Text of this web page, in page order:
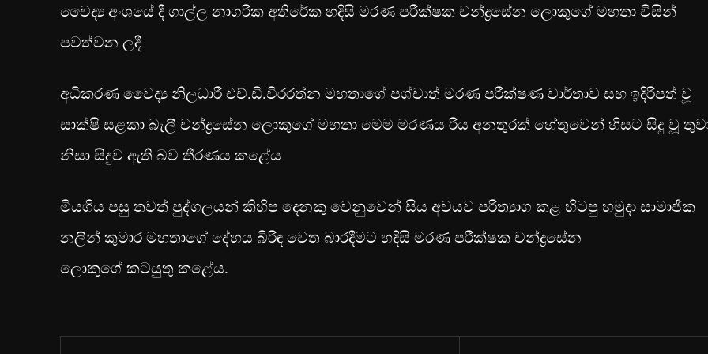
වෛද්‍ය අංශයේ දී ගාල්ල නාගරික අතිරේක හදිසි මරණ පරීක්ෂක චන්ද්‍රසේන ලොකුගේ මහතා විසින්
පවත්වන ලදී
අධිකරණ වෛද්‍ය නිලධාරී එච්.ඩී.වීරරත්න මහතාගේ පශ්චාත් මරණ පරීක්ෂණ වාර්තාව සහ ඉදිරිපත් වූ
සාක්ෂි සළකා බැලී චන්ද්‍රසේන ලොකුගේ මහතා මෙම මරණය රිය අනතුරක් හේතුවෙන් හිසට සිදු වූ
නිසා සිදුව ඇති බව තීරණය කළේය
මියගිය පසු තවත් පුද්ගලයන් කිහිප දෙනකු වෙනුවෙන් සිය අවයව පරිත්‍යාග කළ හිටපු හමුදා සාමාජික
නලින් කුමාර මහතාගේ දේහය බිරිඳ වෙත බාරදීමට හදිසි මරණ පරීක්ෂක චන්ද්‍රසේන
ලොකුගේ කටයුතු කළේය.